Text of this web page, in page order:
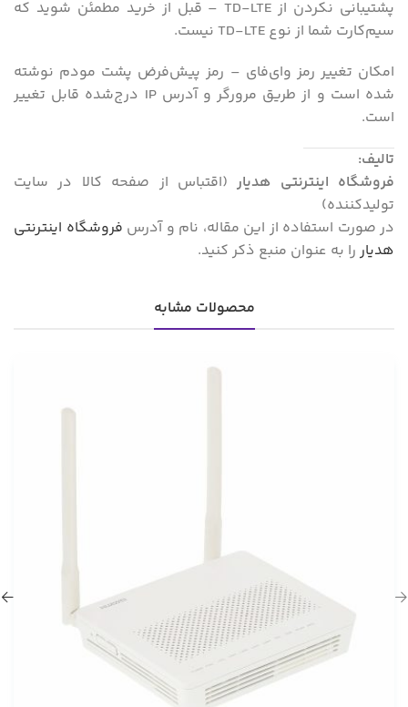
پشتیبانی نکردن از TD-LTE – قبل از خرید مطمئن شوید که
سیم‌کارت شما از نوع TD-LTE نیست.
امکان تغییر رمز وای‌فای – رمز پیش‌فرض پشت مودم نوشته
شده است و از طریق مرورگر و آدرس IP درج‌شده قابل تغییر
است.
تالیف:
فروشگاه اینترنتی هدیار(اقتباس از صفحه کالا در سایت
تولیدکننده)
در صورت استفاده از این مقاله، نام و آدرس فروشگاه اینترنتی
هدیار را به عنوان منبع ذکر کنید.
محصولات مشابه